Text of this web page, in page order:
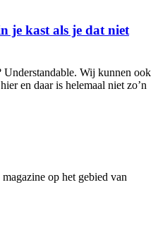
je kast als je dat niet
Wij kunnen ook
en daar is helemaal niet zo’n
op het gebied van